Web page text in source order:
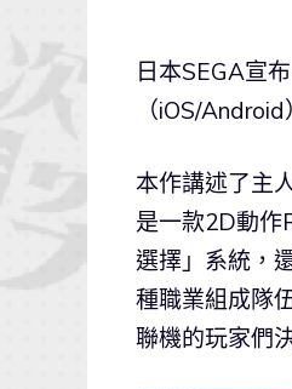
日本SEGA宣
（iOS/
本作講述了主
是一款2D動作
選擇」系統，
種職業組成隊
聯機的玩家們